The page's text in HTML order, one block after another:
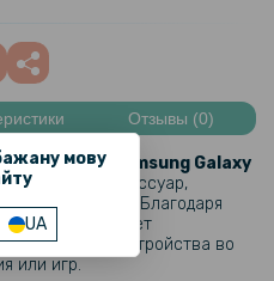
мову
UA
Samsung Galaxy A17 4G / 5G
для Samsung Galaxy A17 4G /
Отзывы (0)
Cooling для Samsung Galaxy
аксессуар,
смартфона. Благодаря
обеспечивает
нагрев устройства во
или игр.